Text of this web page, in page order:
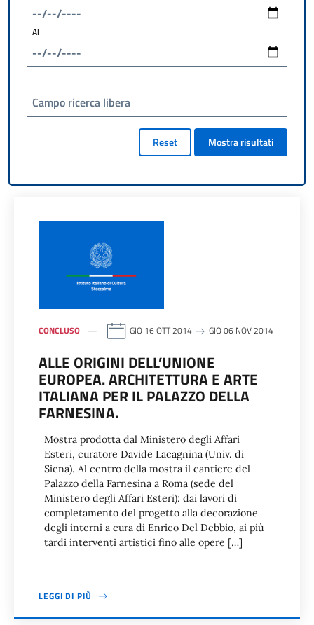
Al
Campo ricerca libera
Reset Mostra risultati
CONCLUSO GIO 16 OTT 2014 GIO 06 NOV 2014
ALLE ORIGINI DELL’UNIONE
EUROPEA. ARCHITETTURA E ARTE
ITALIANA PER IL PALAZZO DELLA
FARNESINA.
Mostra prodotta dal Ministero degli Affari
Esteri, curatore Davide Lacagnina (Univ. di
Siena). Al centro della mostra il cantiere del
Palazzo della Farnesina a Roma (sede del
Ministero degli Affari Esteri): dai lavori di
completamento del progetto alla decorazione
degli interni a cura di Enrico Del Debbio, ai più
tardi interventi artistici fino alle opere […]
LEGGI DI PIÙ